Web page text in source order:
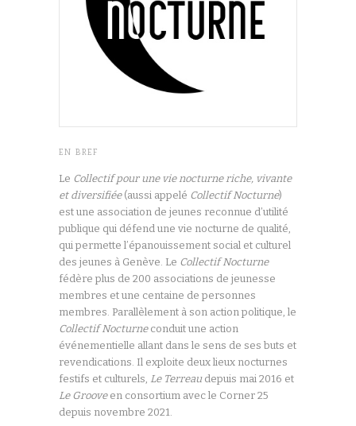
EN BREF
Le Collectif pour une vie nocturne riche, vivante
et diversifiée (aussi appelé Collectif Nocturne)
est une association de jeunes reconnue d’utilité
publique qui défend une vie nocturne de qualité,
qui permette l’épanouissement social et culturel
des jeunes à Genève. Le Collectif Nocturne
fédère plus de 200 associations de jeunesse
membres et une centaine de personnes
membres. Parallèlement à son action politique, le
Collectif Nocturneconduit une action
événementielle allant dans le sens de ses buts et
revendications. Il exploite deux lieux nocturnes
festifs et culturels, Le Terreau depuis mai 2016 et
Le Grooveen consortium avec le Corner 25
depuis novembre 2021.